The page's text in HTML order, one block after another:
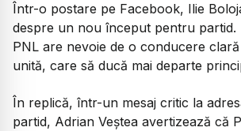
Într-o postare pe Facebook, Ilie
despre un nou început pentru partid.
PNL are nevoie de o conducere
unită, care să ducă mai departe
În replică, într-un mesaj critic la
partid, Adrian Veștea avertizează că